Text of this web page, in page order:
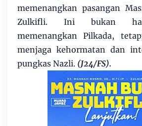
memenangkan pasangan
Zulkifli. Ini bukan
memenangkan Pilkada,
menjaga kehormatan dan
pungkas Nazli. (J24/FS).